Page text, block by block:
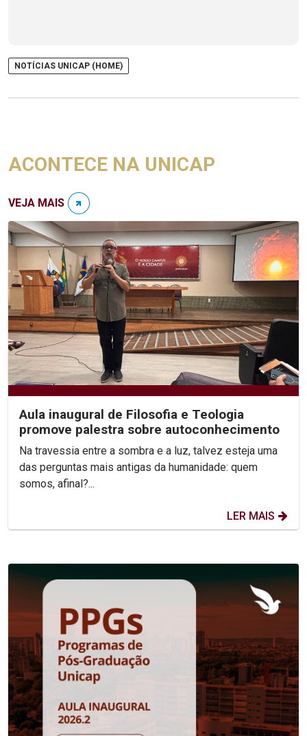
NOTÍCIAS UNICAP (HOME)
ACONTECE NA UNICAP
VEJA MAIS
Aula inaugural de Filosofia e Teologia
promove palestra sobre autoconhecimento
Na travessia entre a sombra e a luz, talvez esteja uma
das perguntas mais antigas da humanidade: quem
somos, afinal?...
LER MAIS